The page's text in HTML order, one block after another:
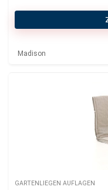
Madison
GARTENLIEGEN AUFLAGEN